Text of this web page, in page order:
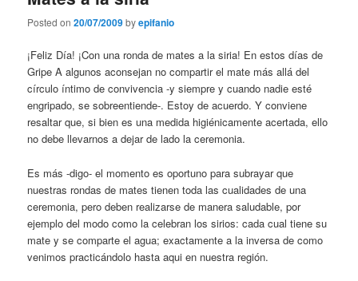
Posted on20/07/2009byepifanio
¡Feliz Día! ¡Con una ronda de mates a la siria! En estos días de
Gripe A algunos aconsejan no compartir el mate más allá del
círculo íntimo de convivencia -y siempre y cuando nadie esté
engripado, se sobreentiende-. Estoy de acuerdo. Y conviene
resaltar que, si bien es una medida higiénicamente acertada, ello
no debe llevarnos a dejar de lado la ceremonia.
Es más -digo- el momento es oportuno para subrayar que
nuestras rondas de mates tienen toda las cualidades de una
ceremonia, pero deben realizarse de manera saludable, por
ejemplo del modo como la celebran los sirios: cada cual tiene su
mate y se comparte el agua; exactamente a la inversa de como
venimos practicándolo hasta aqui en nuestra región.